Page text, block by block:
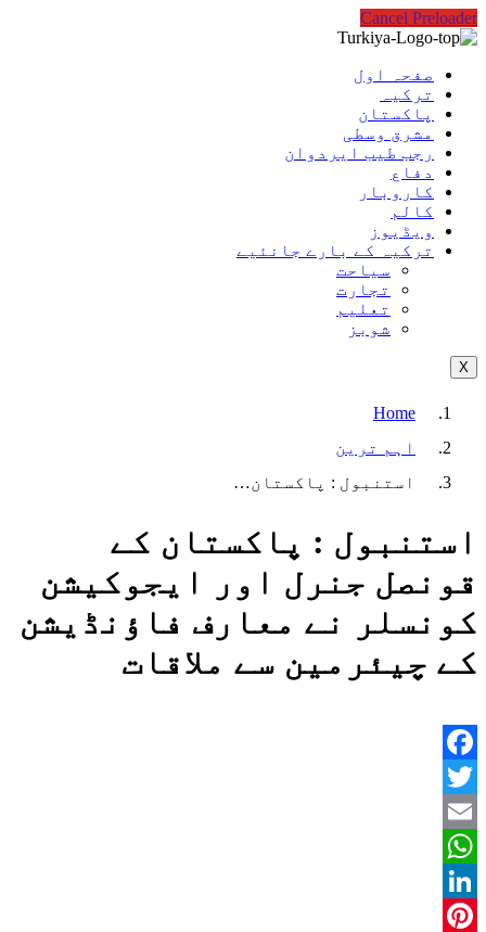
Cancel Preloader
صفحہ اول
ترکیہ
پاکستان
مشرق وسطی
رجب طیب ایردوان
دفاع
کاروبار
کالم
ویڈیوز
ترکیہ کے بارے جانئیے
سیاحت
تجارت
تعلیم
شوبز
X
Home
اہم ترین
استنبول : پاکستان…
استنبول : پاکستان کے
قونصل جنرل اور ایجوکیشن
کونسلر نے معارف فاؤنڈیشن
کے چیئرمین سے ملاقات
Facebook
Twitter
Email
WhatsApp
LinkedIn